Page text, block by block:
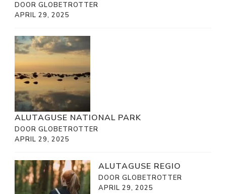
DOOR GLOBETROTTER
APRIL 29, 2025
ALUTAGUSE NATIONAL PARK
DOOR GLOBETROTTER
APRIL 29, 2025
ALUTAGUSE REGIO
DOOR GLOBETROTTER
APRIL 29, 2025